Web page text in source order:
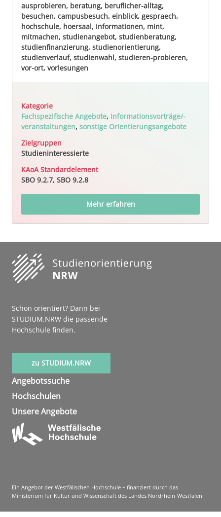
ausprobieren, beratung, beruflicher-alltag,
besuchen, campusbesuch, einblick, gespraech,
hochschule, hoersaal, informationen, mint,
mitmachen, studienangebot, studienberatung,
studienfinanzierung, studienorientierung,
studienverlauf, studienwahl, studieren-probieren,
vor-ort, vorlesungen
Kategorie
Fachspezifische Angebote, Informationsvorträge/-
veranstaltungen, sonstige Orientierungsangebote
Zielgruppen
Studieninteressierte
KAoA Standardelement
SBO 9.2.7, SBO 9.2.8
Mehr erfahren
Schon orientiert? Dann bei
STUDIUM.NRW die passende
Hochschule finden.
zu STUDIUM.NRW
Angebotssuche
Hochschulen
Unsere Angebote
Ein Angebot der Westfälischen Hochschule – finanziert durch das
Ministerium für Kultur und Wissenschaft des Landes Nordrhein-Westfalen.